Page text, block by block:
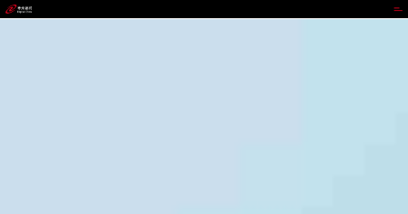
不凡成就非凡